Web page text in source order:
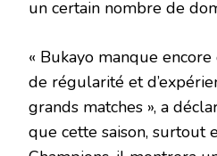
un certain nombre de
« Bukayo manque encore
de régularité et
grands matches », a
que cette saison, surtout